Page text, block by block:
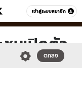
เข้าสู่ระบบสมาชิก
หมวดอื่นๆ
ตกลง
มเปิดตัว